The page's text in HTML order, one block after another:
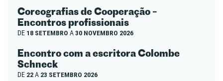
Coreografias de Cooperação –
Encontros profissionais
DE 18 SETEMBRO A30 NOVEMBRO 2026
Encontro com a escritora Colombe
Schneck
DE 22A 23 SETEMBRO 2026